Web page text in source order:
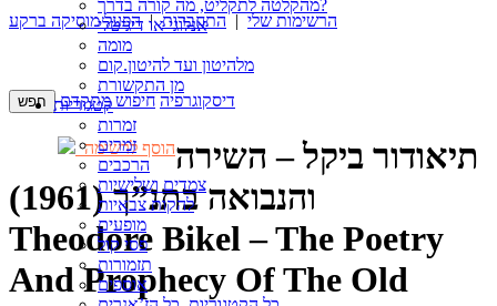
מהקלטה לתקליט, מה קורה בדרך?
אנלוגי או דיגיטלי
מומה
מלהיטון ועד להיטון.קום
מן התקשורת
קטגוריות
זמרות
זמרים
הרכבים
צמדים ושלישיות
להקות צבאיות
מופעים
פסי קול
תזמורות
אוספים
הרשימות שלי |התחברות|הפעל מוסיקה ברקע
דיסקוגרפיה חיפוש מתקדם
הוסף לרשימהתיאודור ביקל – השירה
והנבואה בתנ”ך (1961)
Theodore Bikel – The Poetry
And Prophecy Of The Old